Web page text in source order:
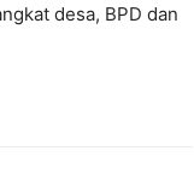
desa, BPD dan